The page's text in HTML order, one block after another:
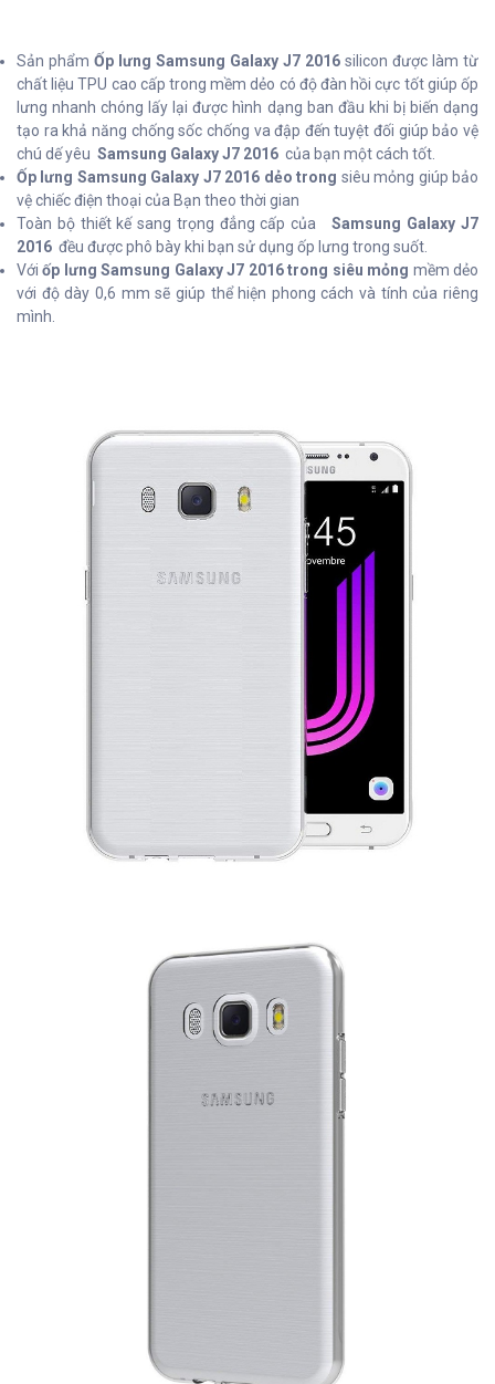
Sản phẩm Ốp lưng Samsung Galaxy J7 2016 silicon được làm từ
chất liệu TPU cao cấp trong mềm dẻo có độ đàn hồi cực tốt giúp ốp
lưng nhanh chóng lấy lại được hình dạng ban đầu khi bị biến dạng
tạo ra khả năng chống sốc chống va đập đến tuyệt đối giúp bảo vệ
chú dế yêu Samsung Galaxy J7 2016 của bạn một cách tốt.
Ốp lưng Samsung Galaxy J7 2016 dẻo trong siêu mỏng giúp bảo
vệ chiếc điện thoại của Bạn theo thời gian
Toàn bộ thiết kế sang trọng đẳng cấp của
Samsung Galaxy J7
2016 đều được phô bày khi bạn sử dụng ốp lưng trong suốt.
Vớiốp lưng Samsung Galaxy J7 2016 trong siêu mỏng mềm dẻo
với độ dày 0,6 mm sẽ giúp thể hiện phong cách và tính của riêng
mình.